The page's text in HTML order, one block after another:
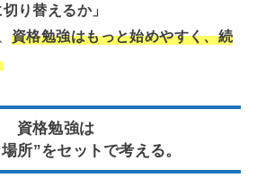
り替えるか」
資格勉強はもっと始めやすく、続
資格勉強は
所”をセットで考える。